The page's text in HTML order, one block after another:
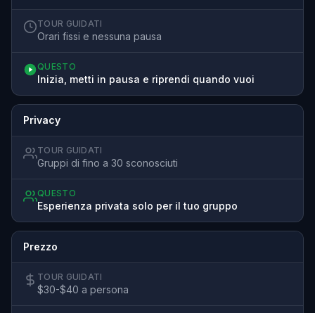
TOUR GUIDATI
Orari fissi e nessuna pausa
QUESTO
Inizia, metti in pausa e riprendi quando vuoi
Privacy
TOUR GUIDATI
Gruppi di fino a 30 sconosciuti
QUESTO
Esperienza privata solo per il tuo gruppo
Prezzo
TOUR GUIDATI
$30-$40 a persona